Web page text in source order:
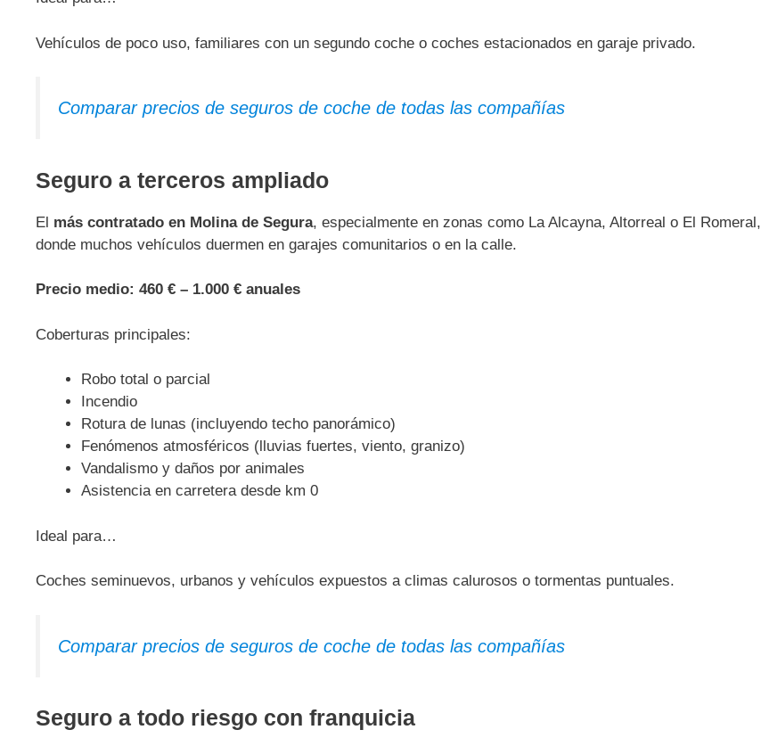
Vehículos de poco uso, familiares con un segundo coche o coches estacionados en garaje privado.
Comparar precios de seguros de coche de todas las compañías
Seguro a terceros ampliado
El más contratado en Molina de Segura, especialmente en zonas como La Alcayna, Altorreal o El Romeral,
donde muchos vehículos duermen en garajes comunitarios o en la calle.
Precio medio: 460 € – 1.000 € anuales
Coberturas principales:
Robo total o parcial
Incendio
Rotura de lunas (incluyendo techo panorámico)
Fenómenos atmosféricos (lluvias fuertes, viento, granizo)
Vandalismo y daños por animales
Asistencia en carretera desde km 0
Ideal para…
Coches seminuevos, urbanos y vehículos expuestos a climas calurosos o tormentas puntuales.
Comparar precios de seguros de coche de todas las compañías
Seguro a todo riesgo con franquicia